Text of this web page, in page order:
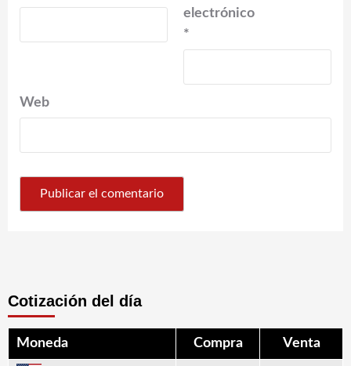
electrónico
*
Web
Cotización del día
Moneda Compra Venta